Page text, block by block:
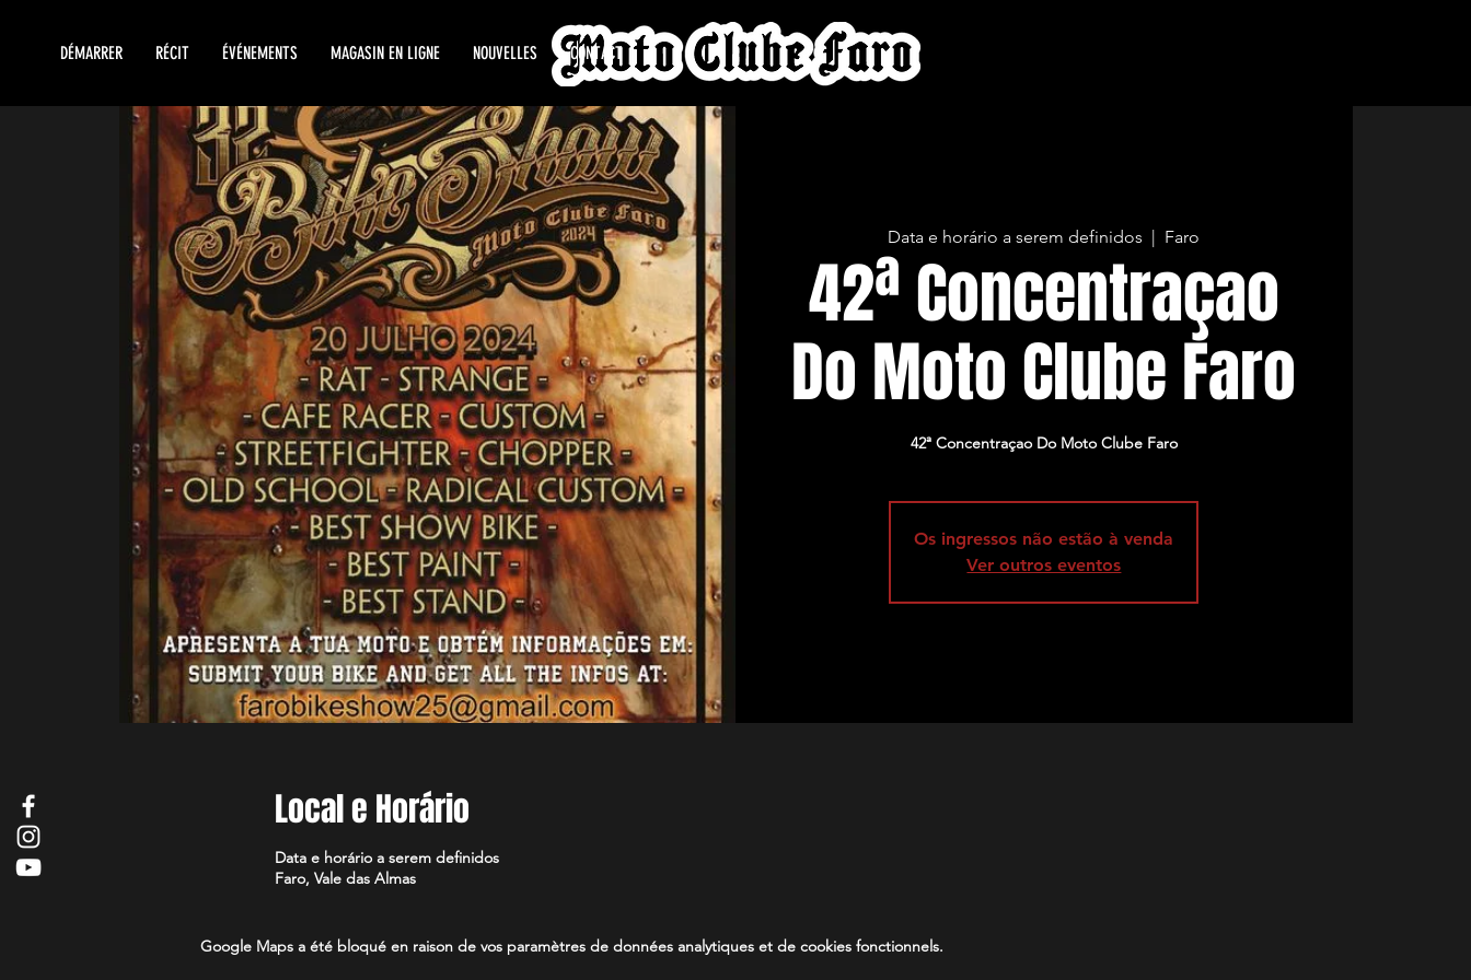
DÉMARRER RÉCIT ÉVÉNEMENTS MAGASIN EN LIGNE NOUVELLES CONTACT
Data e horário a serem definidos
  |
Faro
42ª Concentraçao
Do Moto Clube Faro
42ª Concentraçao Do Moto Clube Faro
Os ingressos não estão à venda
Ver outros eventos
Local e Horário
Data e horário a serem definidos
Faro, Vale das Almas
Google Maps a été bloqué en raison de vos paramètres de données analytiques et de cookies fonctionnels.